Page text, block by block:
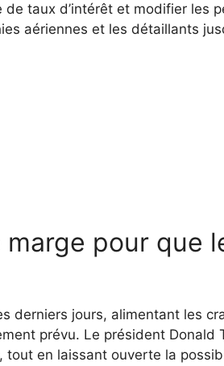
taux d’intérêt et modifier les
aériennes et les détaillants
pour que
derniers jours, alimentant les
prévu. Le président Donald
en laissant ouverte la